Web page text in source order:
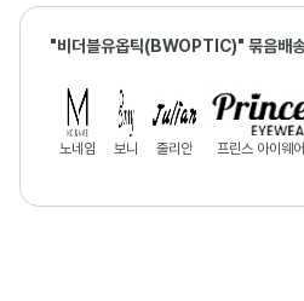
"비더블유옵틱(BWOPTIC)" 묶음배
노네임 보니 줄리안 프린스 아이웨어